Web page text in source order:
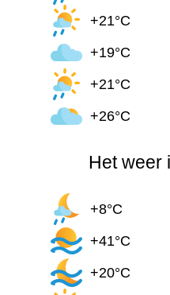
+21°C
+19°C
+21°C
+26°C
Het weer
+8°C
+41°C
+20°C